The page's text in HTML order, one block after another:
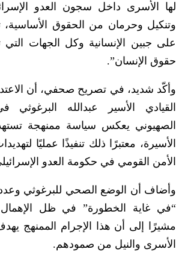
لها الأسرى داخل سجون العدو
وتنكيل وحرمان من الحقوق
على جبين الإنسانية وكل الجهات
حقوق الإنسان”.
وأكّد شديد، في تصريح صحفي، أن
القيادي الأسير عبدالله
الصهيوني يعكس سياسة ممنهجة
الأسيرة، معتبرًا ذلك تنفيذًا عمليًا
الأمن القومي في حكومة العدو
وأضاف أن الوضع الصحي للبرغوثي
“في غاية الخطورة” في ظل الإهمال
مشيرًا إلى أن هذا الإجرام الممنهج
الأسرى والنيل من صمودهم.